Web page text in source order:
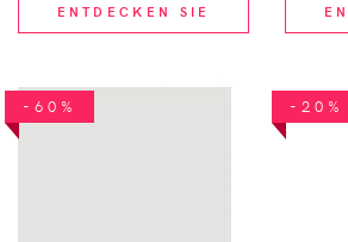
ENTDECKEN SIE
-60% -20%